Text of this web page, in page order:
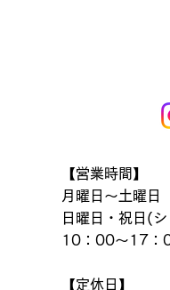
【営業時間】
月曜日～土曜
日曜日・祝日(
10：00～17：
【定休日】